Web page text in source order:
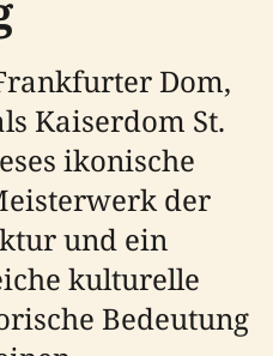
Dom,
Kaiserdom St.
ikonische
der
und ein
kulturelle
Bedeutung